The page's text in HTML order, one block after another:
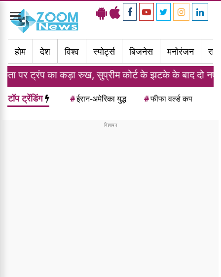
Toggle
navigation
होम
देश विश्व स्पोर्ट्स बिजनेस मनोरंजन
रुख, सुप्रीम कोर्ट के झटके के बाद दो नए आदेशों पर किए
टॉप ट्रेंडिंग #ईरान-अमेरिका युद्ध #फीफा वर्ल्ड कप